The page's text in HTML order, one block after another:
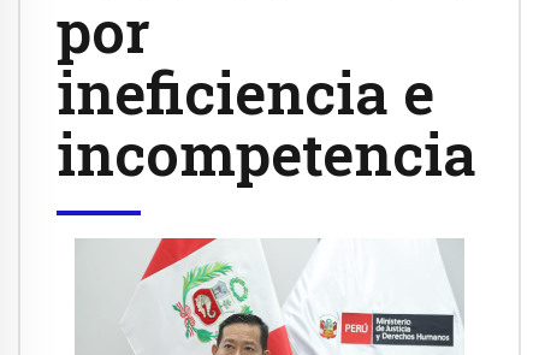
por
ineficiencia e
incompetencia